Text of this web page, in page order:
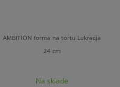
AMBITION forma na tortu Lukrecja
24 cm
Na sklade